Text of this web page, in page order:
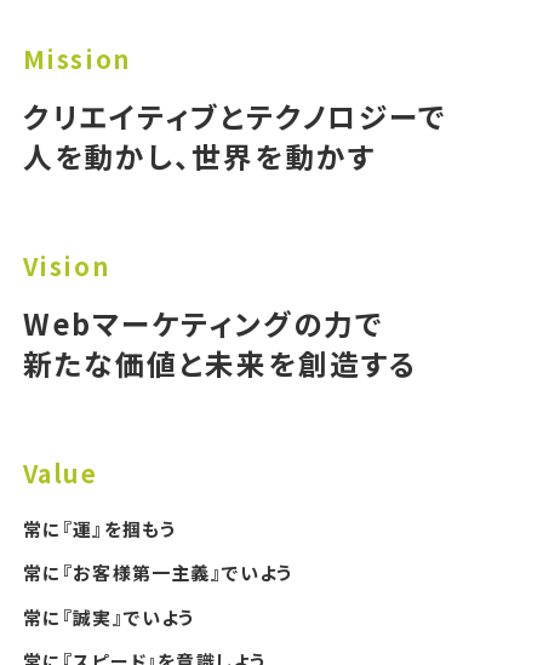
ミ
シ
ョ
クリエイティブとテクノロジーで
人を動かし、世界を動かす
ビ
ョ
ン
Webマーケティングの力で
新たな価値と未来を創造する
バ
ュ
ー
常に『運』を掴もう
常に『お客様第一主義』でいよう
常に『誠実』でいよう